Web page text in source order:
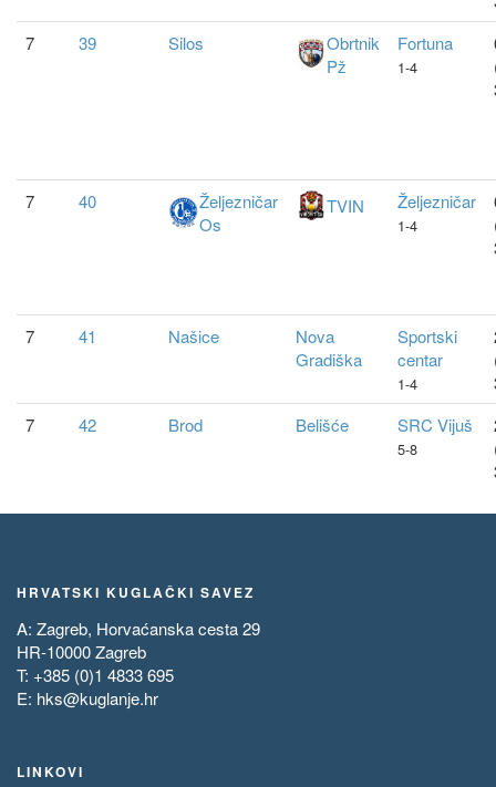
7
39 Silos
Obrtnik
Pž
Fortuna
1-4
7 40
Željezničar
Os
TVIN Željezničar
1-4
7 41 Našice
Nova
Gradiška
Sportski
centar
1-4
7
42 Brod Belišće SRC Vijuš
5-8
HRVATSKI KUGLAČKI SAVEZ
A: Zagreb, Horvaćanska cesta 29
HR-10000 Zagreb
T: +385 (0)1 4833 695
E: hks@kuglanje.hr
LINKOVI